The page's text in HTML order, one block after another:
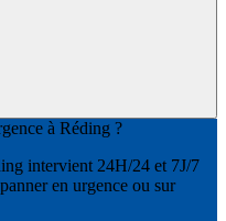
à Réding ?
intervient 24H/24 et 7J/7
en urgence ou sur